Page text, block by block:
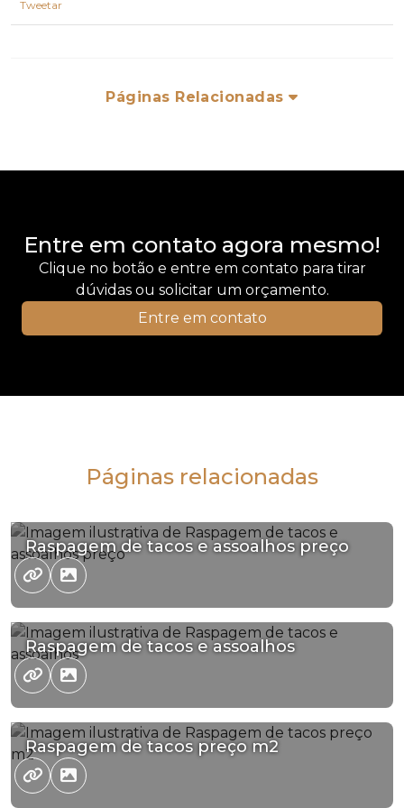
Tweetar
Páginas Relacionadas
Entre em contato agora mesmo!
Clique no botão e entre em contato para tirar
dúvidas ou solicitar um orçamento.
Entre em contato
Páginas relacionadas
Raspagem de tacos e assoalhos preço
Raspagem de tacos e assoalhos
Raspagem de tacos preço m2